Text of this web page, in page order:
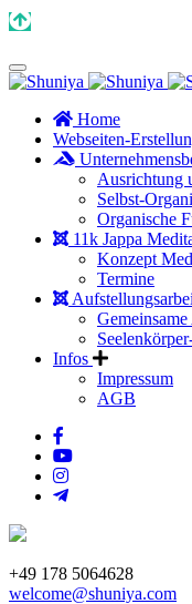
Home
Webseiten-
Ausrichtung
Selbst-
Organische
11k Jappa
Konzept
Termine
Infos
Impressum
AGB
+49 178 5064628
welcome@shuniya.com